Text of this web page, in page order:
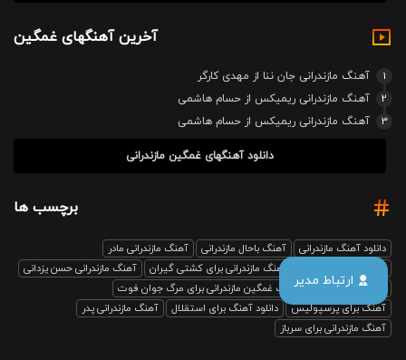
ارتباط مدیر
آخرین آهنگهای غمگین
1
آهنگ مازندرانی جان ننا از مهدی کارگر
2
آهنگ مازندرانی ریمیکس از حسام هاشمی
3
آهنگ مازندرانی ریمیکس از حسام هاشمی
دانلود آهنگهای غمگین مازندرانی
برچسب ها
دانلود آهنگ مازندرانی آهنگ باحال مازندرانی
آهنگ مازندرانی مادر
آهنگ مازندرانی برای کشتی گیران
آهنگ مازندرانی حسن یزدانی
بابل صدا ریمیکس
آهنگ غمگین مازندرانی برای مرگ جوان فوت
آهنگ برای پرسپولیس
دانلود آهنگ برای استقلال
آهنگ مازندرانی پدر
آهنگ مازندرانی برای سرباز